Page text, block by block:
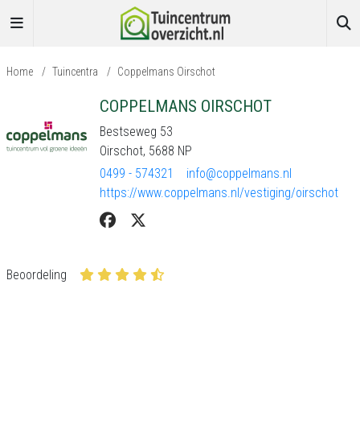
Home / Tuincentra / Coppelmans Oirschot
COPPELMANS OIRSCHOT
Bestseweg 53
Oirschot, 5688 NP
0499 - 574321
info@coppelmans.nl
https://www.coppelmans.nl/vestiging/oirschot
Beoordeling